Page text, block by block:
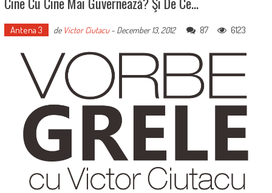
Antena 3 de Victor Ciutacu- December 13, 2012 87 6123